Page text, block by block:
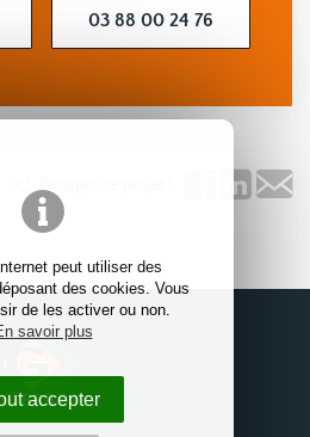
peut utiliser des
des cookies. Vous
de les activer ou non.
savoir plus
accepter
03 88 00 24 76
Partagez ce projet !